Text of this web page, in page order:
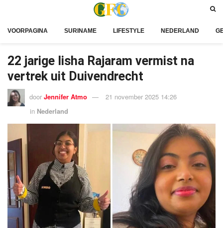
VOORPAGINA SURINAME LIFESTYLE NEDERLAND
22 jarige Iisha Rajaram vermist na
vertrek uit Duivendrecht
door Jennifer Atmo
21 november 2025 14:26
in Nederland